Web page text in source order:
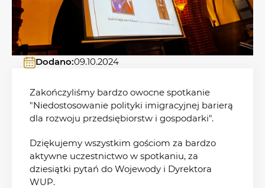
Dodano:09.10.2024
Zakończyliśmy bardzo owocne spotkanie
"Niedostosowanie polityki imigracyjnej barierą
dla rozwoju przedsiębiorstw i gospodarki".
Dziękujemy wszystkim gościom za bardzo
aktywne uczestnictwo w spotkaniu, za
dziesiątki pytań do Wojewody i Dyrektora
WUP.